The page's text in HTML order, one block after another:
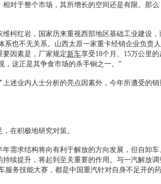
于整个市场，其所增长的空间还是有限。那么
维柯红岩，国家历来重视西部地区基础工业建设
也不无关系。山西太原一家重卡经销企业负责
因素是，厂家规定新车享受18个月、15万公里
，这正是其争食市场的杀手锏之一。”
业内人士分析的亮点因素外，今年所遭受的销
在积极地研究对策。
需求结构将向有利于解放的方向发展，但自卸
持续提升，将起到至关重要的作用。与一汽解放调
务技能大赛，都是中国重汽针对自身不足开的药